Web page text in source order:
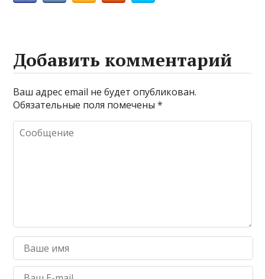
Добавить комментарий
Ваш адрес email не будет опубликован.
Обязательные поля помечены*